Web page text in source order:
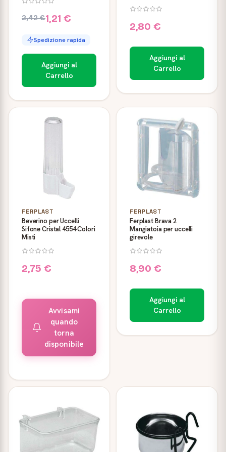
2,42 €1,21 €
Spedizione rapida
Aggiungi al
Carrello
2,80 €
Aggiungi al
Carrello
FERPLAST
Beverino per Uccelli
Sifone Cristal 4554 Colori
Misti
2,75 €
Avvisami
quando
torna
disponibile
FERPLAST
Ferplast Brava 2
Mangiatoia per uccelli
girevole
8,90 €
Aggiungi al
Carrello